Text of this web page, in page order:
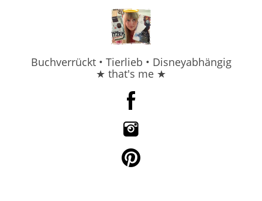
Buchverrückt • Tierlieb • Disneyabhängig
★ that's me ★